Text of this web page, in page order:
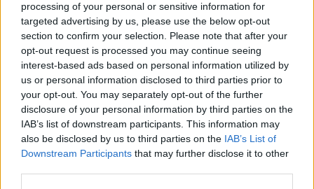
processing of your personal or sensitive information for
targeted advertising by us, please use the below opt-out
section to confirm your selection. Please note that after your
opt-out request is processed you may continue seeing
interest-based ads based on personal information utilized by
us or personal information disclosed to third parties prior to
your opt-out. You may separately opt-out of the further
disclosure of your personal information by third parties on the
IAB’s list of downstream participants. This information may
also be disclosed by us to third parties on the IAB’s List of
Downstream Participants that may further disclose it to other
Να καθαρίζουν σωστά το πρόσωπο πρωί και
βράδυ, ιδίως μετά από έντονη εφίδρωση. Ο
καθαρισμός να γίνεται με απαλά
καθαριστικά, με ένα συστατικό όπως το
σαλικυλικό οξύ.
Να κάνουν ντους μετά από παρατεταμένη
παραμονή σε εξωτερικό χώρο, μετά την
άθληση ή το παιχνίδι.
Να ενυδατώνουν την επιδερμίδα τους δύο